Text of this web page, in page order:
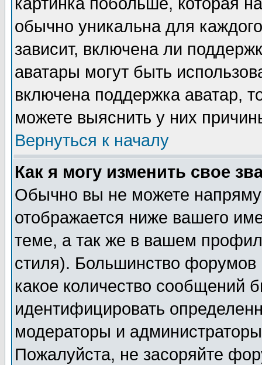
обычно уникальна для
зависит, включена ли
аватары могут быть
включена поддержка аватар,
можете выяснить у них
Вернуться к началу
Как я могу изменить свое
Обычно вы не можете
отображается ниже вашего
теме, а так же в вашем
стиля). Большинство форумов
какое количество сообщений
идентифицировать
модераторы и
Пожалуйста, не засоряйте